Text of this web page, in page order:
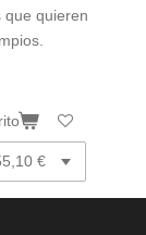
que quieren